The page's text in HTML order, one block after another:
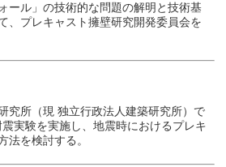
ール」の技術的な問題の解明と技術基
、プレキャスト擁壁研究開発委員会を
究所（現 独立行政法人建築研究所）で
実験を実施し、地震時におけるプレキ
法を検討する。